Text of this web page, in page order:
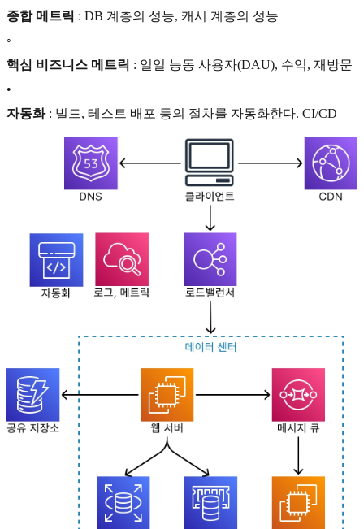
종합 메트릭 : DB 계층의 성능, 캐시 계층의 성능
◦
핵심 비즈니스 메트릭 : 일일 능동 사용자(DAU), 수익, 재방문
•
자동화: 빌드, 테스트 배포 등의 절차를 자동화한다. CI/CD